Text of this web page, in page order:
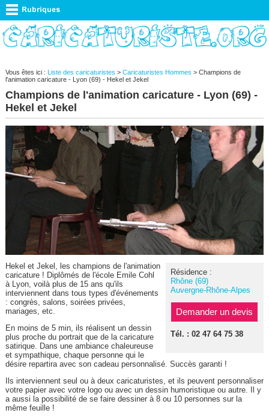
Vous êtes ici : Liste des caricaturistes > Caricaturistes Hommes > Champions de
l'animation caricature - Lyon (69) - Hekel et Jekel
Champions de l'animation caricature - Lyon (69) -
Hekel et Jekel
Résidence :
Rhône (69)
Auvergne-Rhône-Alpes
Demander un devis
Tél. : 02 47 64 75 38
Hekel et Jekel, les champions de l'animation
caricature ! Diplômés de l'école Emile Cohl
à Lyon, voilà plus de 15 ans qu'ils
interviennent dans tous types d'événements
: congrès, salons, soirées privées,
mariages, etc.
En moins de 5 min, ils réalisent un dessin
plus proche du portrait que de la caricature
satirique. Dans une ambiance chaleureuse
et sympathique, chaque personne qui le
désire repartira avec son cadeau personnalisé. Succès garanti !
Ils interviennent seul ou à deux caricaturistes, et ils peuvent personnaliser
votre papier avec votre logo ou avec un dessin humoristique ou autre. Il y
a aussi la possibilité de se faire dessiner à 8 ou 10 personnes sur la
même feuille !